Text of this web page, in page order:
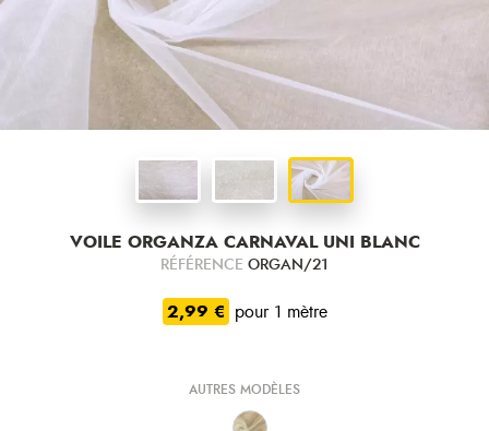
VOILE ORGANZA CARNAVAL UNI BLANC
RÉFÉRENCE ORGAN/21
2,99 € pour 1 mètre
AUTRES MODÈLES